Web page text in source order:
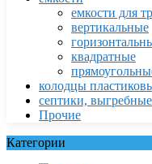
емкости для
вертикальные
квадратные
колодцы
септики,
Прочие
Категории